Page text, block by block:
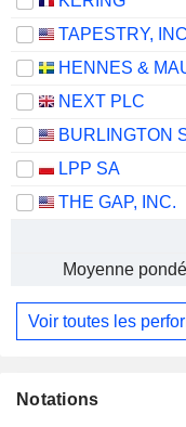
TAPESTRY,
HENNES &
NEXT PLC
LPP SA
THE GAP, INC.
Moyenne
Voir toutes les
Notations